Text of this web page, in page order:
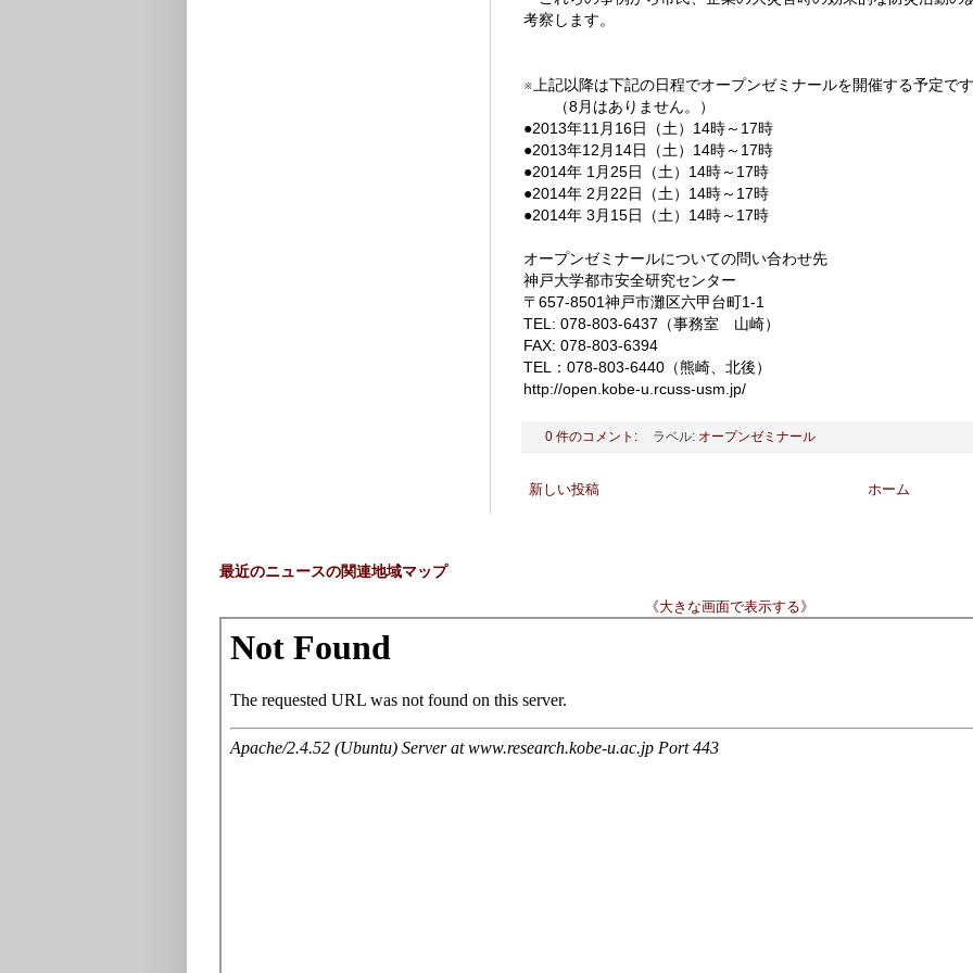
考察します。
※上記以降は下記の日程でオープンゼミナールを開催する予定で
（8月はありません。）
●2013年11月16日（土）14時～17時
●2013年12月14日（土）14時～17時
●2014年 1月25日（土）14時～17時
●2014年 2月22日（土）14時～17時
●2014年 3月15日（土）14時～17時
オープンゼミナールについての問い合わせ先
神戸大学都市安全研究センター
〒657-8501神戸市灘区六甲台町1-1
TEL: 078-803-6437（事務室 山崎）
FAX: 078-803-6394
TEL：078-803-6440（熊崎、北後）
http://open.kobe-u.rcuss-usm.jp/
0 件のコメント: ラベル: オープンゼミナール
新しい投稿 ホーム
最近のニュースの関連地域マップ
《大きな画面で表示する》